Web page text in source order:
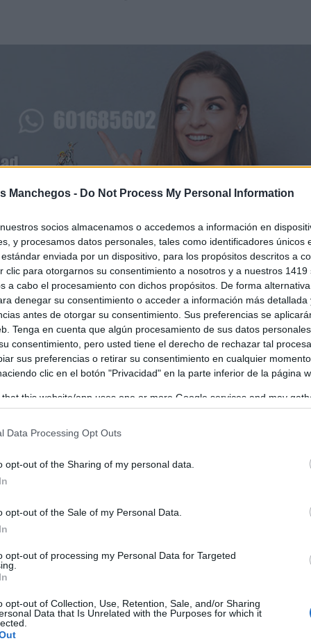
Manchegos - Do Not Process My Personal Information
socios almacenamos o accedemos a información en
y procesamos datos personales, tales como identificadores únicos
enviada por un dispositivo, para los propósitos descritos a
clic para otorgarnos su consentimiento a nosotros y a nuestros 1419
a cabo el procesamiento con dichos propósitos. De forma
denegar su consentimiento o acceder a información más detallada
antes de otorgar su consentimiento. Sus preferencias se
Tenga en cuenta que algún procesamiento de sus datos
consentimiento, pero usted tiene el derecho de rechazar tal
sus preferencias o retirar su consentimiento en cualquier
clic en el botón "Privacidad" en la parte inferior de la página
that this website/app uses one or more Google services and may
but not limited to your visit or usage behaviour. You may
consent section.
Data Processing Opt Outs
opt-out of the Sharing of my personal data.
opt-out of the Sale of my Personal Data.
opt-out of processing my Personal Data for Targeted
opt-out of Collection, Use, Retention, Sale, and/or Sharing
Data that Is Unrelated with the Purposes for which it
este tipo de recurso, que conlleva la suspensión
pendiente de resolución por el Tribunal
temporalmente con las actuaciones necesarias
el recurso se refiere al Lote 1, relativo a iluminación
emitido por los servicios técnicos y jurídicos de la